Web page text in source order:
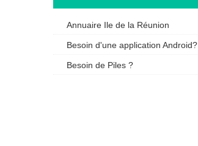
Annuaire Ile de la Réunion
Besoin d'une application Android?
Besoin de Piles ?